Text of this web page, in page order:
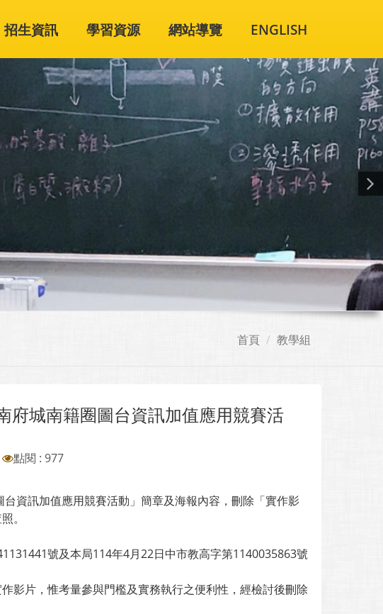
招生資訊 學習資源 網站導覽 ENGLISH
首頁 教學組
府城南籍圈圖台資訊加值應用競賽活
點閱 : 977
資訊加值應用競賽活動」簡章及海報內容，刪除「實作影
。
號及本局114年4月22日中市教高字第1140035863號
影片，惟考量參與門檻及實務執行之便利性，經檢討後刪除